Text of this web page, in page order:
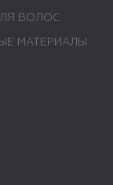
ВОЛОС
МАТЕРИАЛЫ